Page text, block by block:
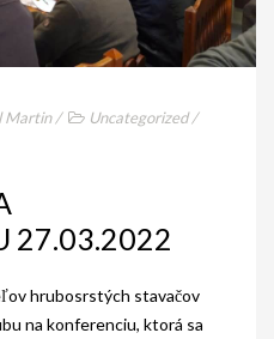
Martin/ Uncategorized/
27.03.2022
hrubosrstých stavačov
na konferenciu, ktorá sa